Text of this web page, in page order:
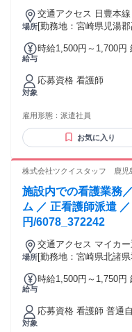
場所
交通アクセス 日豊本
[勤務地：宮崎県児湯
給与
時給1,500円～1,700円 給
決定 昇給（前年度実績）: あり：実績による 締日・支払日
（支払い方法）: 月末
対象
応募資格 看護師
雇用形態： 派遣社員
お気に入り
株式会社ツクイスタッフ 鹿児
施設内での看護業務
ム ／ 正看護師派遣
円/6078_372242
場所
交通アクセス マイカ
[勤務地：宮崎県北諸
給与
時給1,500円～1,750円 給
25%割増(休憩時間除
手当 年末年始手当 給与詳細: 経験を考慮の上決定 賞与（前年
対象
応募資格 看護師 普通